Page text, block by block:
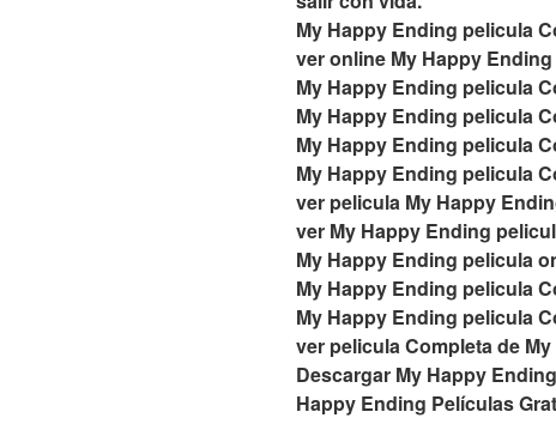
My Happy Ending pelicula
ver online My Happy
My Happy Ending pelicula
My Happy Ending pelicula
My Happy Ending pelicula
My Happy Ending pelicula
ver pelicula My Happy
ver My Happy Ending
My Happy Ending pelicula
My Happy Ending pelicula
My Happy Ending pelicula
ver pelicula Completa de
Descargar My Happy
Happy Ending Películas